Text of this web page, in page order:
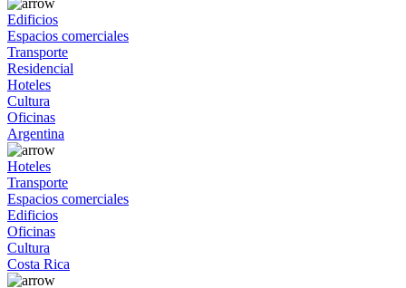
Edificios
Espacios comerciales
Transporte
Residencial
Hoteles
Cultura
Oficinas
Argentina
Hoteles
Transporte
Espacios comerciales
Edificios
Oficinas
Cultura
Costa Rica